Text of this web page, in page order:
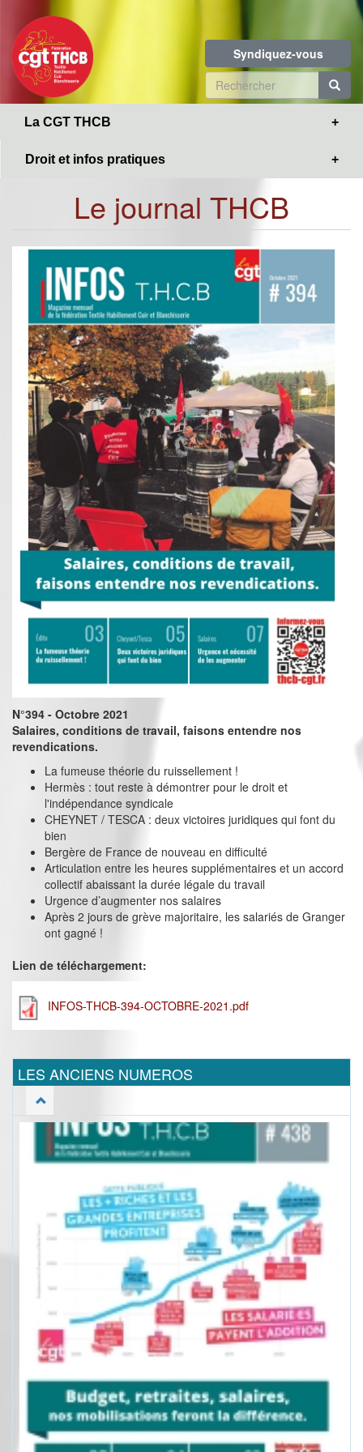
contenu
principal
Syndiquez-vous
Formulaire
de
La CGT THCB
Droit et infos pratiques
Le journal THCB
N°394 - Octobre 2021
Salaires, conditions de travail, faisons entendre nos
revendications.
La fumeuse théorie du ruissellement !
Hermès : tout reste à démontrer pour le droit et
l'indépendance syndicale
CHEYNET / TESCA : deux victoires juridiques qui font du
bien
Bergère de France de nouveau en difficulté
Articulation entre les heures supplémentaires et un accord
collectif abaissant la durée légale du travail
Urgence d’augmenter nos salaires
Après 2 jours de grève majoritaire, les salariés de Granger
ont gagné !
Lien de téléchargement:
INFOS-THCB-394-OCTOBRE-2021.pdf
LES ANCIENS NUMEROS